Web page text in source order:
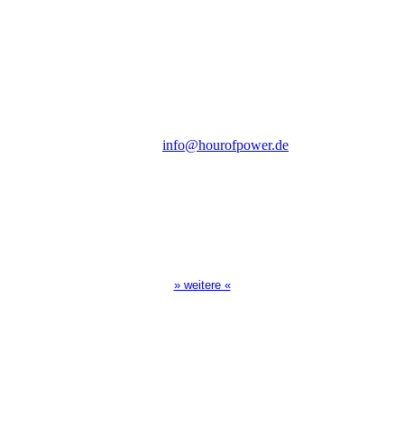
info@hourofpower.de
» weitere «